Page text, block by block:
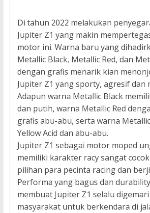
Di tahun 2022 melakukan
Jupiter Z1 yang makin
motor ini. Warna baru yang
Metallic Black, Metallic Red, dan
dengan grafis menarik kian
Jupiter Z1 yang sporty, agresif dan
Adapun warna Metallic Black
dan putih, warna Metallic Red
grafis abu-abu, serta warna
Yellow Acid dan abu-abu.
Jupiter Z1 sebagai motor moped
memiliki karakter racy sangat
pilihan para pecinta racing dan
Performa yang bagus dan
membuat Jupiter Z1 selalu
masyarakat untuk berkendara di